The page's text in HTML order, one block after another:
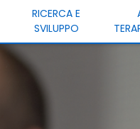
RICERCA E
SVILUPPO